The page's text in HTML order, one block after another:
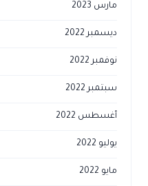
مارس 2023
ديسمبر 2022
نوفمبر 2022
سبتمبر 2022
أغسطس 2022
يوليو 2022
مايو 2022